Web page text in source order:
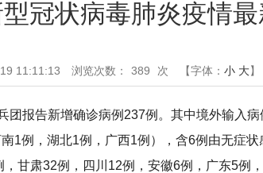
冠状病毒肺炎疫情
11:11:13 浏览次数： 389 次 【字体： 小 大】
告新增确诊病例237例。其中境外输入病
1例，湖北1例，广西1例），含6例由无症
甘肃32例，四川12例，安徽6例，广东5例